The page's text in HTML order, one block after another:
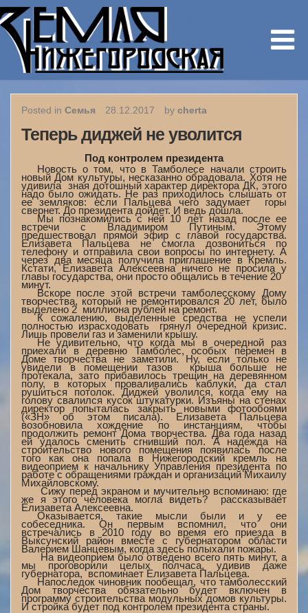
Posted in Семья 28.12.2017 by cherta
Теперь диджей не уволится
Под контролем президента
Новость о том, что в Тамболесе начали строить
новый Дом культуры, несказанно обрадовала. Хотя не
удивила ­ зная дотошный характер директора ДК, этого
надо было ожидать. Не раз приходилось слышать от
ее земляков: если Пальцева чего задумает ­ горы
свернет. До президента дойдет. И ведь дошла.
Мы познакомились с ней 10 лет назад после ее
встречи с Владимиром Путиным. Этому
предшествовал прямой эфир с главой государства.
Елизавета Пальцева не смогла дозвониться по
телефону и отправила свои вопросы по интернету. А
через два месяца получила приглашение в Кремль.
Кстати, Елизавета Алексеевна ничего не просила у
главы государства, они просто общались в течение 20
минут.
Вскоре после этой встречи тамболесскому Дому
творчества, который не ремонтировался 20 лет, было
выделено 2 миллиона рублей на ремонт.
К сожалению, выделенные средства не успели
полностью израсходовать ­ грянул очередной кризис.
Лишь провели газ и заменили крышу.
Не удивительно, что когда мы в очередной раз
приехали в деревню Тамболес, особых перемен в
Доме творчества не заметили. Ну, если только не
увидели в помещении тазов ­ крыша больше не
протекала, зато прибавилось трещин на деревянном
полу, в которых проваливались каблуки, да стал
рушиться потолок. Диджей уволился, когда ему на
голову свалился кусок штукатурки. Изъяны на стенах
директор попыталась закрыть новыми фотообоями
(«ЗН» об этом писала). Елизавета Пальцева
возобновила хождение по инстанциям, чтобы
продолжить ремонт Дома творчества. Два года назад
ей удалось сменить сгнивший пол. А надежда на
строительство нового помещения появилась после
того как она попала в Нижегородский кремль на
видеоприем к начальнику Управления президента по
работе с обращениями граждан и организаций Михаилу
Михайловскому.
­ Сижу перед экраном и мучительно вспоминаю: где
же я этого человека могла видеть? ­ рассказывает
Елизавета Алексеевна.
Оказывается, такие мысли были и у ее
собеседника. Он первым вспомнил, что они
встречались в 2010 году во время его приезда в
Выксунский район вместе с губернатором области
Валерием Шанцевым, когда здесь полыхали пожары.
­ На видеоприем было отведено всего пять минут, а
мы проговорили целых полчаса, удивив даже
губернатора, ­ вспоминает Елизавета Пальцева.
Напоследок чиновник пообещал, что тамболесский
Дом творчества обязательно будет включен в
программу строительства модульных домов культуры.
И стройка будет под контролем президента страны.